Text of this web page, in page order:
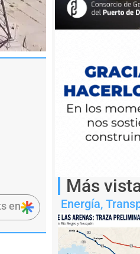
en
Más
Energía,